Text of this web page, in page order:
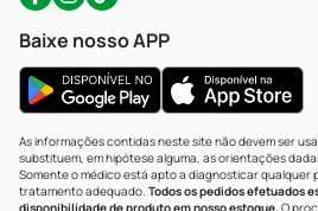
Baixe nosso APP
As informações contidas neste site não devem ser
substituem, em hipótese alguma, as orientações
Somente o médico está apto a diagnosticar qualquer
tratamento adequado. Todos os pedidos efetuados
disponibilidade de produto em nosso estoque.O